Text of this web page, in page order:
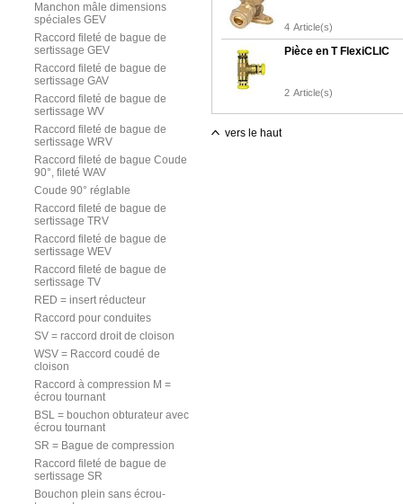
Manchon mâle dimensions
spéciales GEV
Raccord fileté de bague de
sertissage GEV
Raccord fileté de bague de
sertissage GAV
Raccord fileté de bague de
sertissage WV
Raccord fileté de bague de
sertissage WRV
Raccord fileté de bague Coude
90°, fileté WAV
Coude 90° réglable
Raccord fileté de bague de
sertissage TRV
Raccord fileté de bague de
sertissage WEV
Raccord fileté de bague de
sertissage TV
RED = insert réducteur
Raccord pour conduites
SV = raccord droit de cloison
WSV = Raccord coudé de
cloison
Raccord à compression M =
écrou tournant
BSL = bouchon obturateur avec
écrou tournant
SR = Bague de compression
Raccord fileté de bague de
sertissage SR
Bouchon plein sans écrou-
4 Article(s)
Pièce en T FlexiCLIC
2 Article(s)
vers le haut